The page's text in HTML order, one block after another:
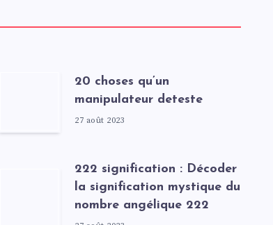
20 choses qu’un
manipulateur deteste
27 août 2023
222 signification : Décoder
la signification mystique du
nombre angélique 222